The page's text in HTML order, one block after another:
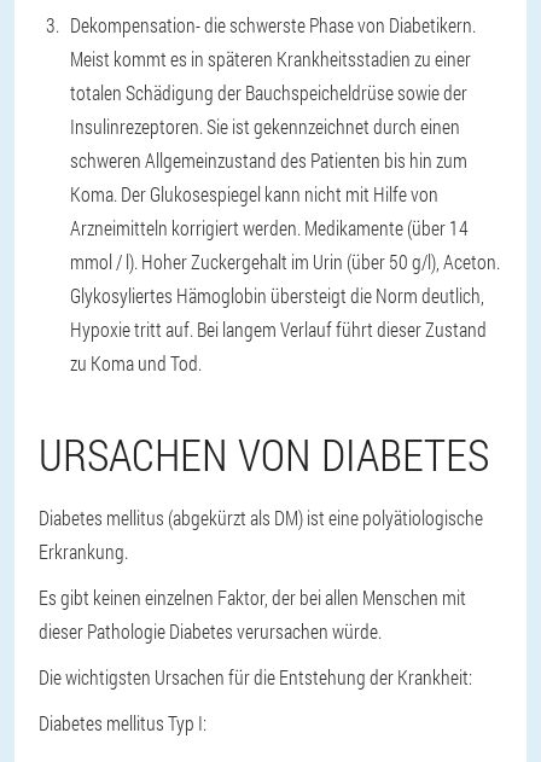
Dekompensation- die schwerste Phase von Diabetikern.
Meist kommt es in späteren Krankheitsstadien zu einer
totalen Schädigung der Bauchspeicheldrüse sowie der
Insulinrezeptoren. Sie ist gekennzeichnet durch einen
schweren Allgemeinzustand des Patienten bis hin zum
Koma. Der Glukosespiegel kann nicht mit Hilfe von
Arzneimitteln korrigiert werden. Medikamente (über 14
mmol / l). Hoher Zuckergehalt im Urin (über 50 g/l), Aceton.
Glykosyliertes Hämoglobin übersteigt die Norm deutlich,
Hypoxie tritt auf. Bei langem Verlauf führt dieser Zustand
zu Koma und Tod.
URSACHEN VON DIABETES
Diabetes mellitus (abgekürzt als DM) ist eine polyätiologische
Erkrankung.
Es gibt keinen einzelnen Faktor, der bei allen Menschen mit
dieser Pathologie Diabetes verursachen würde.
Die wichtigsten Ursachen für die Entstehung der Krankheit:
Diabetes mellitus Typ I: